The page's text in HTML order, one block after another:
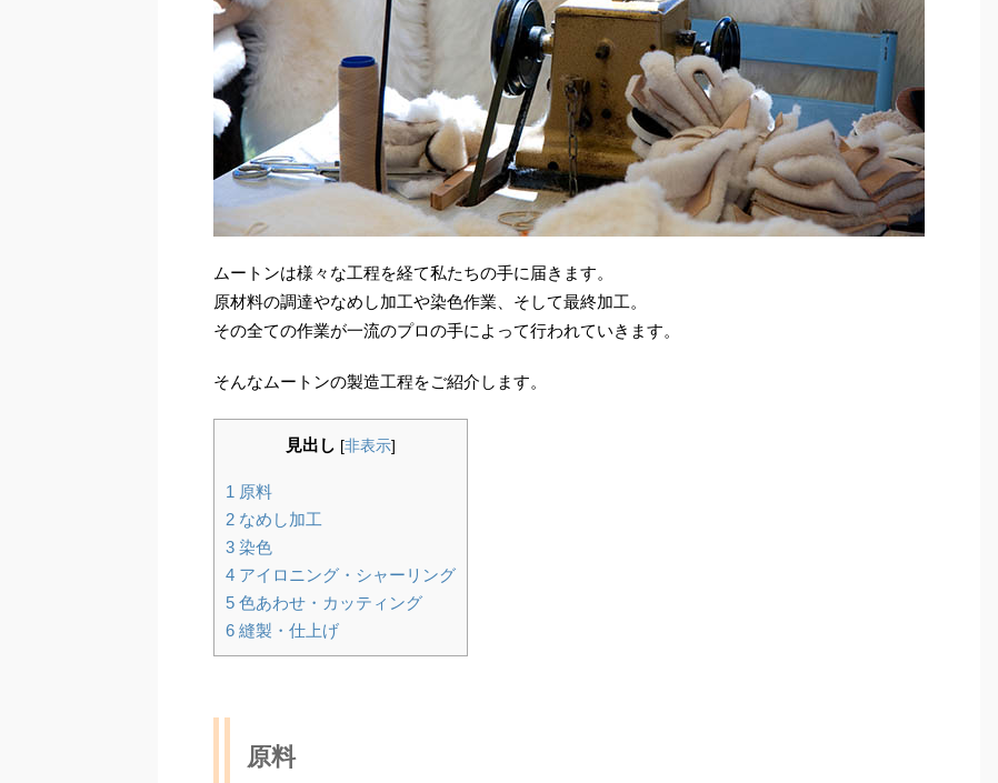
ムートンは様々な工程を経て私たちの手に届きます。
原材料の調達やなめし加工や染色作業、そして最終加工。
その全ての作業が一流のプロの手によって行われていきます。
そんなムートンの製造工程をご紹介します。
見出し [非表示]
1 原料
2 なめし加工
3 染色
4 アイロニング・シャーリング
5 色あわせ・カッティング
6 縫製・仕上げ
原料